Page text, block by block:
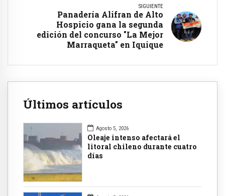
SIGUIENTE
Panadería Alifran de Alto
Hospicio gana la segunda
edición del concurso "La Mejor
Marraqueta" en Iquique
Últimos artículos
Agosto 5, 2026
Oleaje intenso afectará el
litoral chileno durante cuatro
días